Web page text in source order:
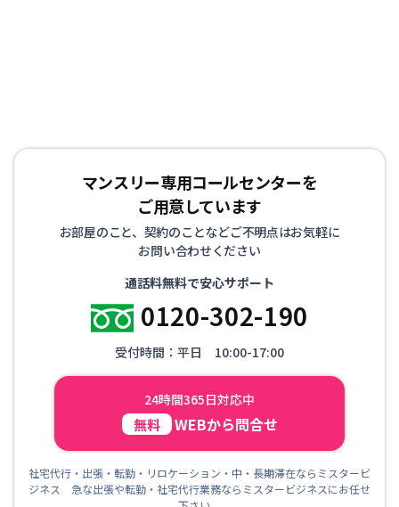
マンスリー専用コールセンターを
ご用意しています
お部屋のこと、契約のことなどご不明点はお気軽に
お問い合わせください
通話料無料で安心サポート
0120-302-190
受付時間：平日 10:00-17:00
24時間365日対応中
無料 WEBから問合せ
社宅代行・出張・転勤・リロケーション・中・長期滞在ならミスタービ
ジネス 急な出張や転勤・社宅代行業務ならミスタービジネスにお任せ